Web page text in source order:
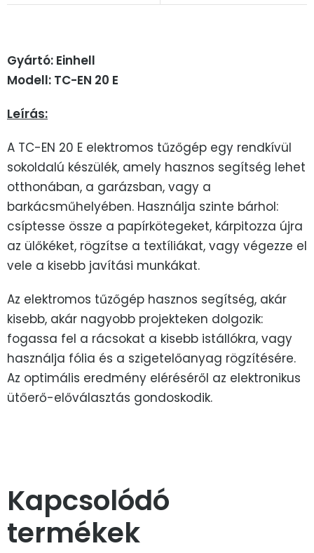
Gyártó: Einhell
Modell: TC-EN 20 E
Leírás:
A TC-EN 20 E elektromos tűzőgép egy rendkívül
sokoldalú készülék, amely hasznos segítség lehet
otthonában, a garázsban, vagy a
barkácsműhelyében. Használja szinte bárhol:
csíptesse össze a papírkötegeket, kárpitozza újra
az ülőkéket, rögzítse a textíliákat, vagy végezze el
vele a kisebb javítási munkákat.
Az elektromos tűzőgép hasznos segítség, akár
kisebb, akár nagyobb projekteken dolgozik:
fogassa fel a rácsokat a kisebb istállókra, vagy
használja fólia és a szigetelőanyag rögzítésére.
Az optimális eredmény eléréséről az elektronikus
ütőerő-előválasztás gondoskodik.
Kapcsolódó
termékek